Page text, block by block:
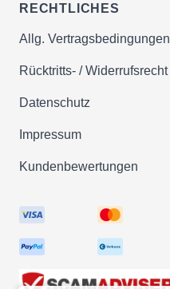
RECHTLICHES
Allg. Vertragsbedingungen
Rücktritts- / Widerrufsrecht
Datenschutz
Impressum
Kundenbewertungen